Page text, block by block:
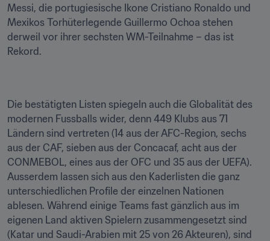
Messi, die portugiesische Ikone Cristiano Ronaldo und
Mexikos Torhüterlegende Guillermo Ochoa stehen
derweil vor ihrer sechsten WM-Teilnahme – das ist
Rekord.
Die bestätigten Listen spiegeln auch die Globalität des
modernen Fussballs wider, denn 449 Klubs aus 71
Ländern sind vertreten (14 aus der AFC-Region, sechs
aus der CAF, sieben aus der Concacaf, acht aus der
CONMEBOL, eines aus der OFC und 35 aus der UEFA).
Ausserdem lassen sich aus den Kaderlisten die ganz
unterschiedlichen Profile der einzelnen Nationen
ablesen. Während einige Teams fast gänzlich aus im
eigenen Land aktiven Spielern zusammengesetzt sind
(Katar und Saudi-Arabien mit 25 von 26 Akteuren), sind